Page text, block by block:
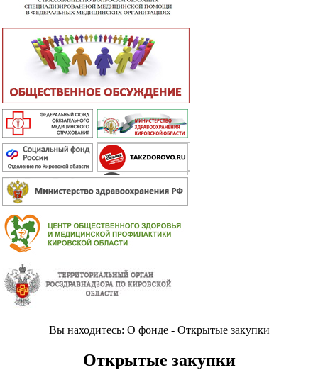
Вы находитесь: О фонде - Открытые закупки
Открытые закупки